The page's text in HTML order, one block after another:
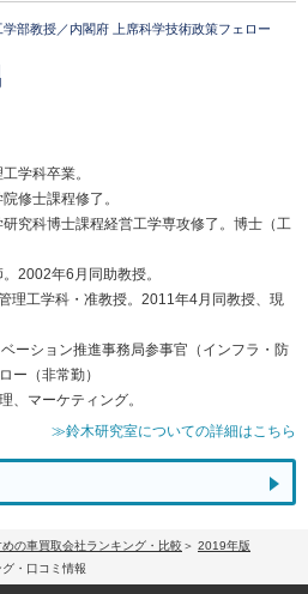
部教授／内閣府 上席科学技術政策フェロー
学科卒業。
修士課程修了。
究科博士課程経営工学専攻修了。博士（工
2002年6月同助教授。
理工学科・准教授。2011年4月同教授、現
ーション推進事務局参事官（インフラ・防
ー（非常勤）
、マーケティング。
≫鈴木研究室についての詳細はこちら
の車買取会社ランキング・比較
2019年版
・口コミ情報